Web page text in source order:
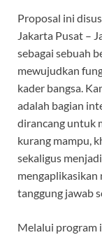
Proposal ini
Jakarta Pusat –
sebagai sebuah
mewujudkan
kader bangsa.
adalah bagian
dirancang untuk
kurang mampu,
sekaligus
tanggung jawab
Melalui program